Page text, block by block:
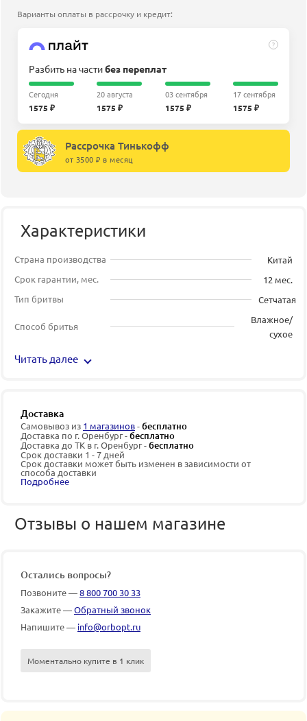
Варианты оплаты в рассрочку и кредит:
?
Разбить на частибез переплат
Сегодня
1575 ₽
20 августа
1575 ₽
03 сентября
1575 ₽
17 сентября
1575 ₽
Рассрочка Тинькофф
от 3500 ₽ в месяц
Характеристики
Страна производства
Китай
Срок гарантии, мес.
12 мес.
Тип бритвы
Сетчатая
Способ бритья
Влажное/
сухое
Читать далее
Доставка
Самовывоз из 1 магазинов-бесплатно
Доставка по г. Оренбург -бесплатно
Доставка до ТК в г. Оренбург -бесплатно
Срок доставки 1 - 7 дней
Срок доставки может быть изменен в зависимости от
способа доставки
Подробнее
Отзывы о нашем магазине
Остались вопросы?
Позвоните —8 800 700 30 33
Закажите —Обратный звонок
Напишите — info@orbopt.ru
Моментально купите в 1 клик